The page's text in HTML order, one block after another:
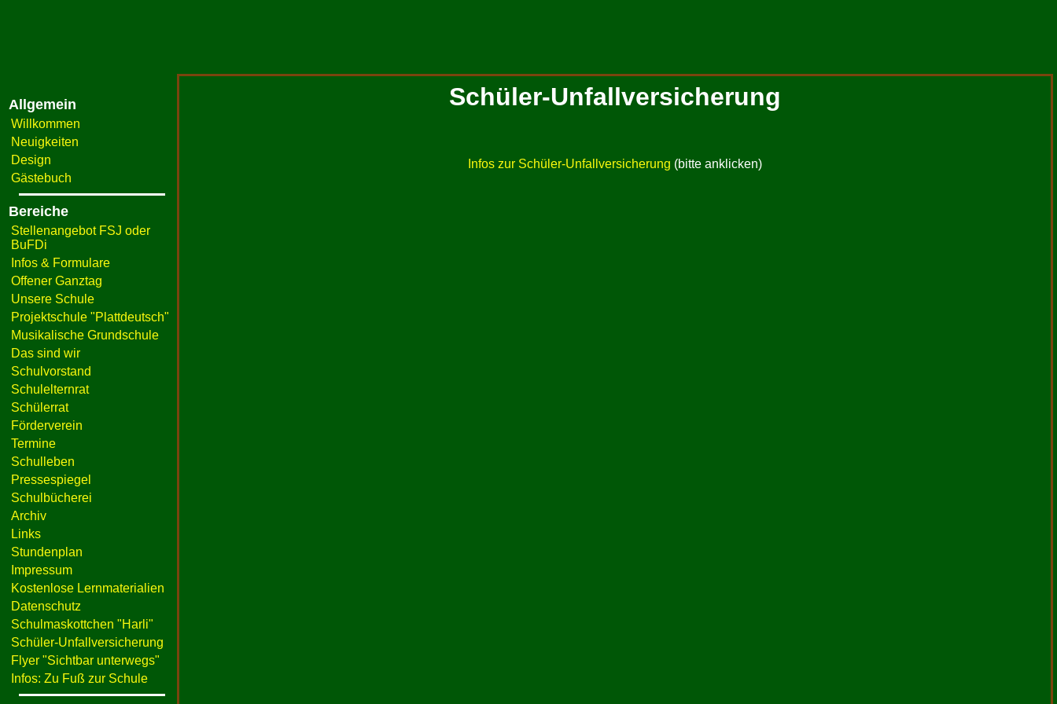
Allgemein
Willkommen
Neuigkeiten
Design
Gästebuch
Bereiche
Stellenangebot FSJ oder
BuFDi
Infos & Formulare
Offener Ganztag
Unsere Schule
Projektschule "Plattdeutsch"
Musikalische Grundschule
Das sind wir
Schulvorstand
Schulelternrat
Schülerrat
Förderverein
Termine
Schulleben
Pressespiegel
Schulbücherei
Archiv
Links
Stundenplan
Impressum
Kostenlose Lernmaterialien
Datenschutz
Schulmaskottchen "Harli"
Schüler-Unfallversicherung
Flyer "Sichtbar unterwegs"
Infos: Zu Fuß zur Schule
Schüler-Unfallversicherung
Infos zur Schüler-Unfallversicherung (bitte anklicken)